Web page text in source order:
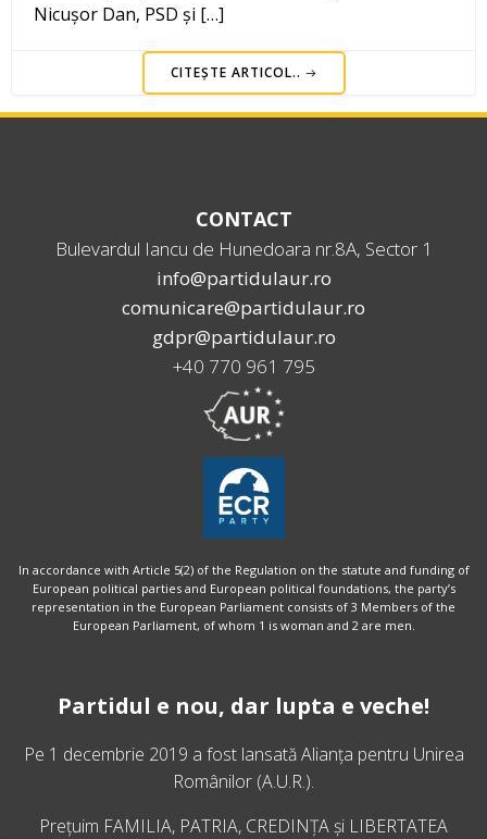
Nicușor Dan, PSD și […]
CITEȘTE ARTICOL..
CONTACT
Bulevardul Iancu de Hunedoara nr.8A, Sector 1
info@partidulaur.ro
comunicare@partidulaur.ro
gdpr@partidulaur.ro
+40 770 961 795
In accordance with Article 5(2) of the Regulation on the statute and funding of
European political parties and European political foundations, the party’s
representation in the European Parliament consists of 3 Members of the
European Parliament, of whom 1 is woman and 2 are men.
Partidul e nou, dar lupta e veche!
Pe 1 decembrie 2019 a fost lansatăAlianța pentru Unirea
Românilor (A.U.R.).
Prețuim FAMILIA, PATRIA, CREDINȚA și LIBERTATEA